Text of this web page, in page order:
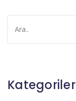
Kategoriler